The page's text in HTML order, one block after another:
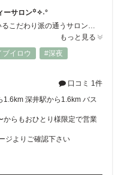
ーサロン꙳✧˖°
仕上がりやまつ毛への負担などを考えているこだわり派の通うサロン❁⃘*.ﾟフラットラッシュ／ボリュームラッシュetc…つけ放題メニューもご用意。マツエクだけでなくまつげパーマやアイブロウワックスとアイブロウパーマも☆あなた合ったデザインで素敵な目元へお仕上げします☆フェイシャルメニューもご用意しております。プライベートサロンですので,ゆったりとしたお時間をお過ごし下さいませ...♪*ﾟ
もっと見る
ブイロウ
#深夜
口コミ 1件
深井駅から1.6km バス
らもおひとり様限定で営業
ジよりご確認下さい